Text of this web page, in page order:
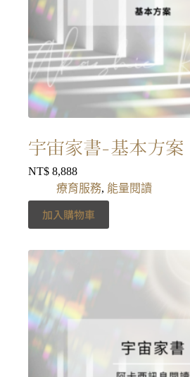
宇宙家書-基本方案
NT$ 8,888
療育服務, 能量閱讀
加入購物車